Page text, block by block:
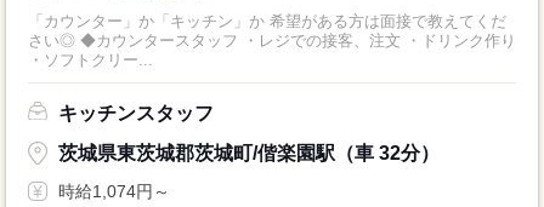
「カウンター」か「キッチン」か 希望がある方は面接で教えてくだ
さい◎ ◆カウンタースタッフ ・レジでの接客、注文 ・ドリンク作り
・ソフトクリー...
キッチンスタッフ
茨城県東茨城郡茨城町/偕楽園駅（車 32分）
時給1,074円～